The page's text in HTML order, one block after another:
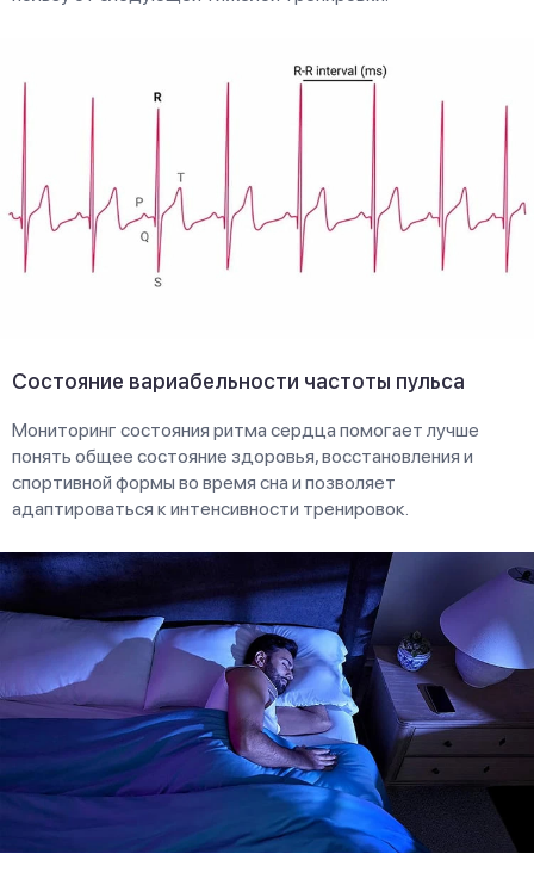
Состояние вариабельности частоты пульса
Мониторинг состояния ритма сердца помогает лучше
понять общее состояние здоровья, восстановления и
спортивной формы во время сна и позволяет
адаптироваться к интенсивности тренировок.